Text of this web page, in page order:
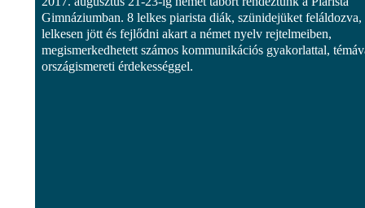
Gimnáziumban. 8 lelkes piarista diák, szünidejüket feláldozva,
lelkesen jött és fejlődni akart a német nyelv rejtelmeiben,
megismerkedhetett számos kommunikációs gyakorlattal,
országismereti érdekességgel.